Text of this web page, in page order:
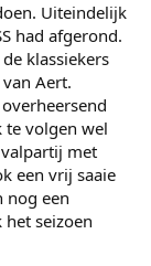
Uiteindelijk
had afgerond.
klassiekers
Aert.
volgen wel
met
een vrij saaie
nog een
seizoen